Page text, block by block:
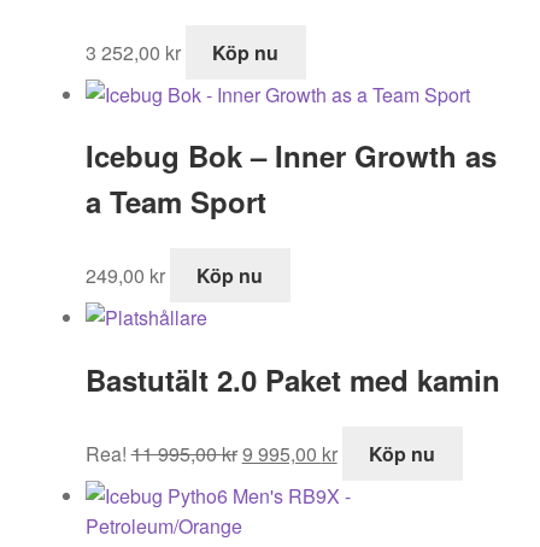
3 252,00 kr Köp nu
Icebug Bok – Inner Growth as
a Team Sport
249,00 kr Köp nu
Bastutält 2.0 Paket med kamin
Rea! 11 995,00kr
ursprungliga
priset
var:
9 995,00 kr
nuvarande
priset
Köp nu